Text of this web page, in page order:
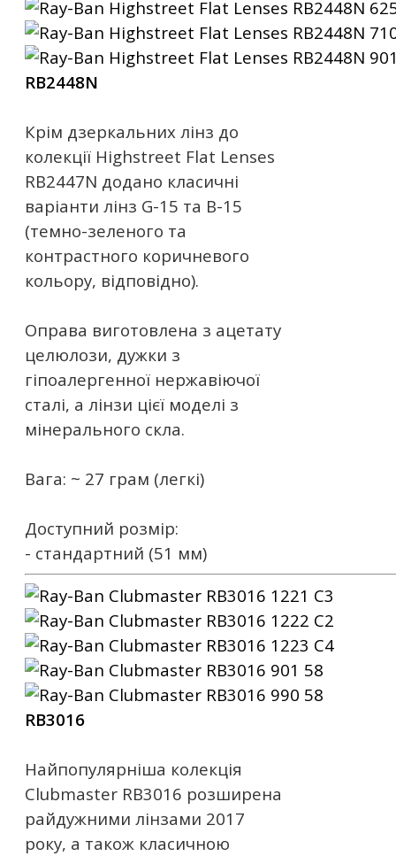
RB2448N
Крім дзеркальних лінз до
колекції Highstreet Flat Lenses
RB2447N додано класичні
варіанти лінз G-15 та B-15
(темно-зеленого та
контрастного коричневого
кольору, відповідно).
Оправа виготовлена ​​з ацетату
целюлози, дужки з
гіпоалергенної нержавіючої
сталі, а лінзи цієї моделі з
мінерального скла.
Вага: ~ 27 грам (легкі)
Доступний розмір:
- стандартний (51 мм)
RB3016
Найпопулярніша колекція
Clubmaster RB3016 розширена
райдужними лінзами 2017
року, а також класичною